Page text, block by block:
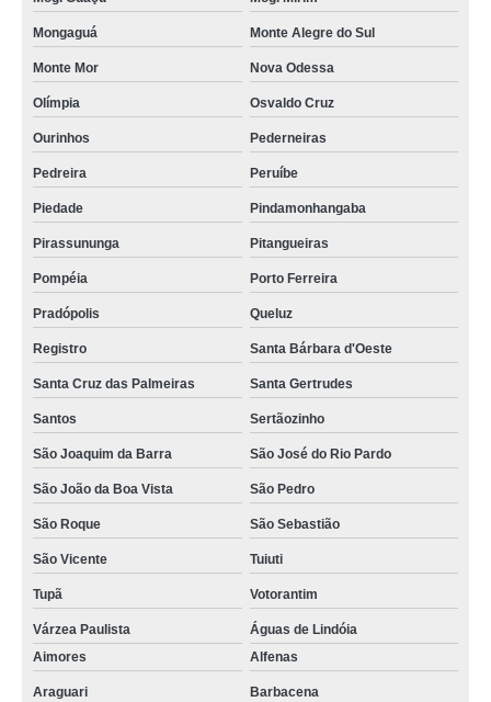
Mongaguá Monte Alegre do Sul
Monte Mor Nova Odessa
Olímpia Osvaldo Cruz
Ourinhos Pederneiras
Pedreira Peruíbe
Piedade Pindamonhangaba
Pirassununga Pitangueiras
Pompéia Porto Ferreira
Pradópolis Queluz
Registro Santa Bárbara d'Oeste
Santa Cruz das Palmeiras Santa Gertrudes
Santos Sertãozinho
São Joaquim da Barra São José do Rio Pardo
São João da Boa Vista São Pedro
São Roque São Sebastião
São Vicente Tuiuti
Tupã Votorantim
Várzea Paulista
Águas de Lindóia
Aimores
Alfenas
Araguari Barbacena